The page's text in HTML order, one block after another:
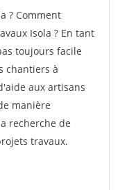
? Comment
Isola ? En tant
toujours facile
chantiers à
aux artisans
manière
recherche de
travaux.